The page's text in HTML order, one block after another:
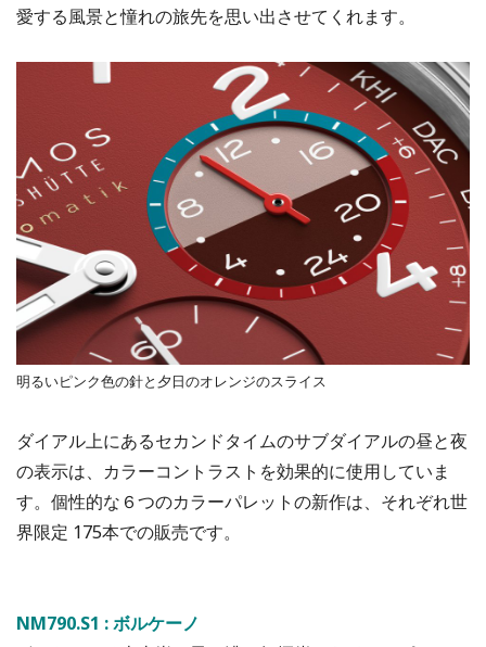
愛する風景と憧れの旅先を思い出させてくれます。
明るいピンク色の針と夕日のオレンジのスライス
ダイアル上にあるセカンドタイムのサブダイアルの昼と夜
の表示は、カラーコントラストを効果的に使用していま
す。個性的な６つのカラーパレットの新作は、それぞれ世
界限定 175本での販売です。
NM790.S1 : ボルケーノ